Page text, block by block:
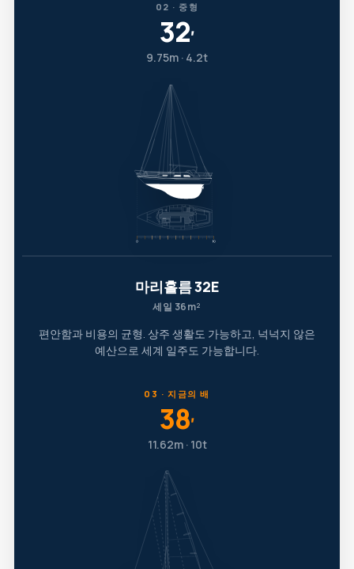
02 · 중형
32′
9.75m · 4.2t
마리홀름 32E
세일 36m²
편안함과 비용의 균형. 상주 생활도 가능하고, 넉넉지 않은
예산으로 세계 일주도 가능합니다.
03 · 지금의 배
38′
11.62m · 10t